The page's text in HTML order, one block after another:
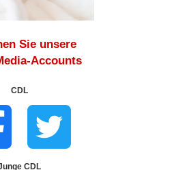
Sie unsere
Accounts
CDL
CDL